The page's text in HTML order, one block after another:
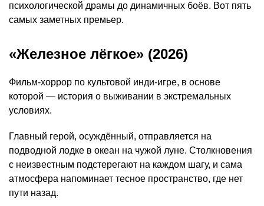
психологической драмы до динамичных боёв. Вот пять
самых заметных премьер.
«Железное лёгкое» (2026)
Фильм-хоррор по культовой инди-игре, в основе
которой — история о выживании в экстремальных
условиях.
Главный герой, осуждённый, отправляется на
подводной лодке в океан на чужой луне. Столкновения
с неизвестным подстерегают на каждом шагу, и сама
атмосфера напоминает тесное пространство, где нет
пути назад.